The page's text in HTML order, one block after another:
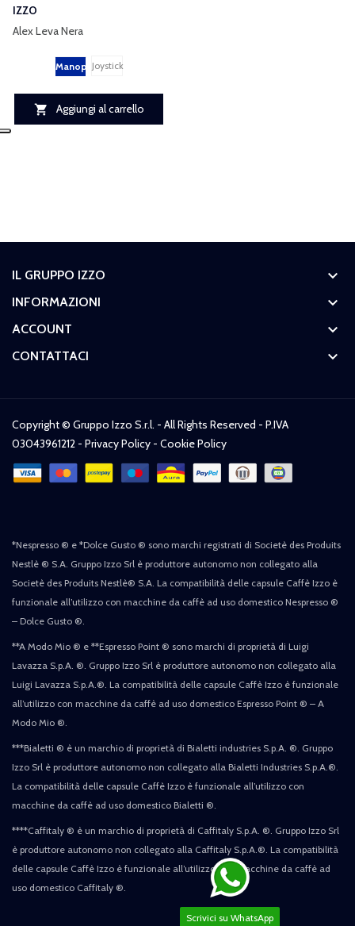
IZZO
Alex Leva Nera
ManopoleJoystick
 Aggiungi al carrello
IL GRUPPO IZZO keyboard_arrow_down
INFORMAZIONI keyboard_arrow_down
ACCOUNT keyboard_arrow_down
CONTATTACI keyboard_arrow_down
Scrivici su WhatsApp
Copyright © Gruppo Izzo S.r.l. - All Rights Reserved - P.IVA
03043961212 - Privacy Policy - Cookie Policy
*Nespresso ® e *Dolce Gusto ® sono marchi registrati di Societè des Produits
Nestlè ® S.A. Gruppo Izzo Srl è produttore autonomo non collegato alla
Societè des Produits Nestlè® S.A. La compatibilità delle capsule Caffè Izzo è
funzionale all’utilizzo con macchine da caffè ad uso domestico Nespresso ®
– Dolce Gusto ®.
**A Modo Mio ® e **Espresso Point ® sono marchi di proprietà di Luigi
Lavazza S.p.A. ®. Gruppo Izzo Srl è produttore autonomo non collegato alla
Luigi Lavazza S.p.A.®. La compatibilità delle capsule Caffè Izzo è funzionale
all’utilizzo con macchine da caffè ad uso domestico Espresso Point ® – A
Modo Mio ®.
***Bialetti ® è un marchio di proprietà di Bialetti industries S.p.A. ®. Gruppo
Izzo Srl è produttore autonomo non collegato alla Bialetti Industries S.p.A.®.
La compatibilità delle capsule Caffè Izzo è funzionale all’utilizzo con
macchine da caffè ad uso domestico Bialetti ®.
****Caffitaly ® è un marchio di proprietà di Caffitaly S.p.A. ®. Gruppo Izzo Srl
è produttore autonomo non collegato alla Caffitaly S.p.A.®. La compatibilità
delle capsule Caffè Izzo è funzionale all’utilizzo con macchine da caffè ad
uso domestico Caffitaly ®.